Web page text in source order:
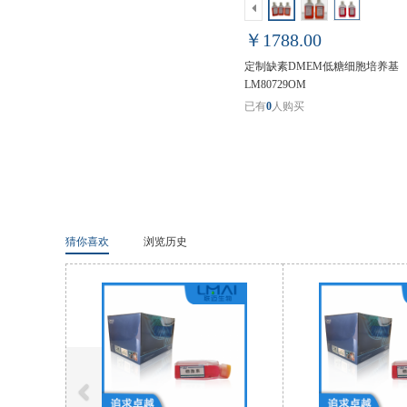
￥1788.00
定制缺素DMEM低糖细胞培养基
LM80729OM
已有0人购买
猜你喜欢 浏览历史